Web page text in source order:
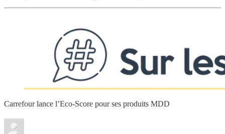
Carrefour lance l’Eco-Score pour ses produits MDD